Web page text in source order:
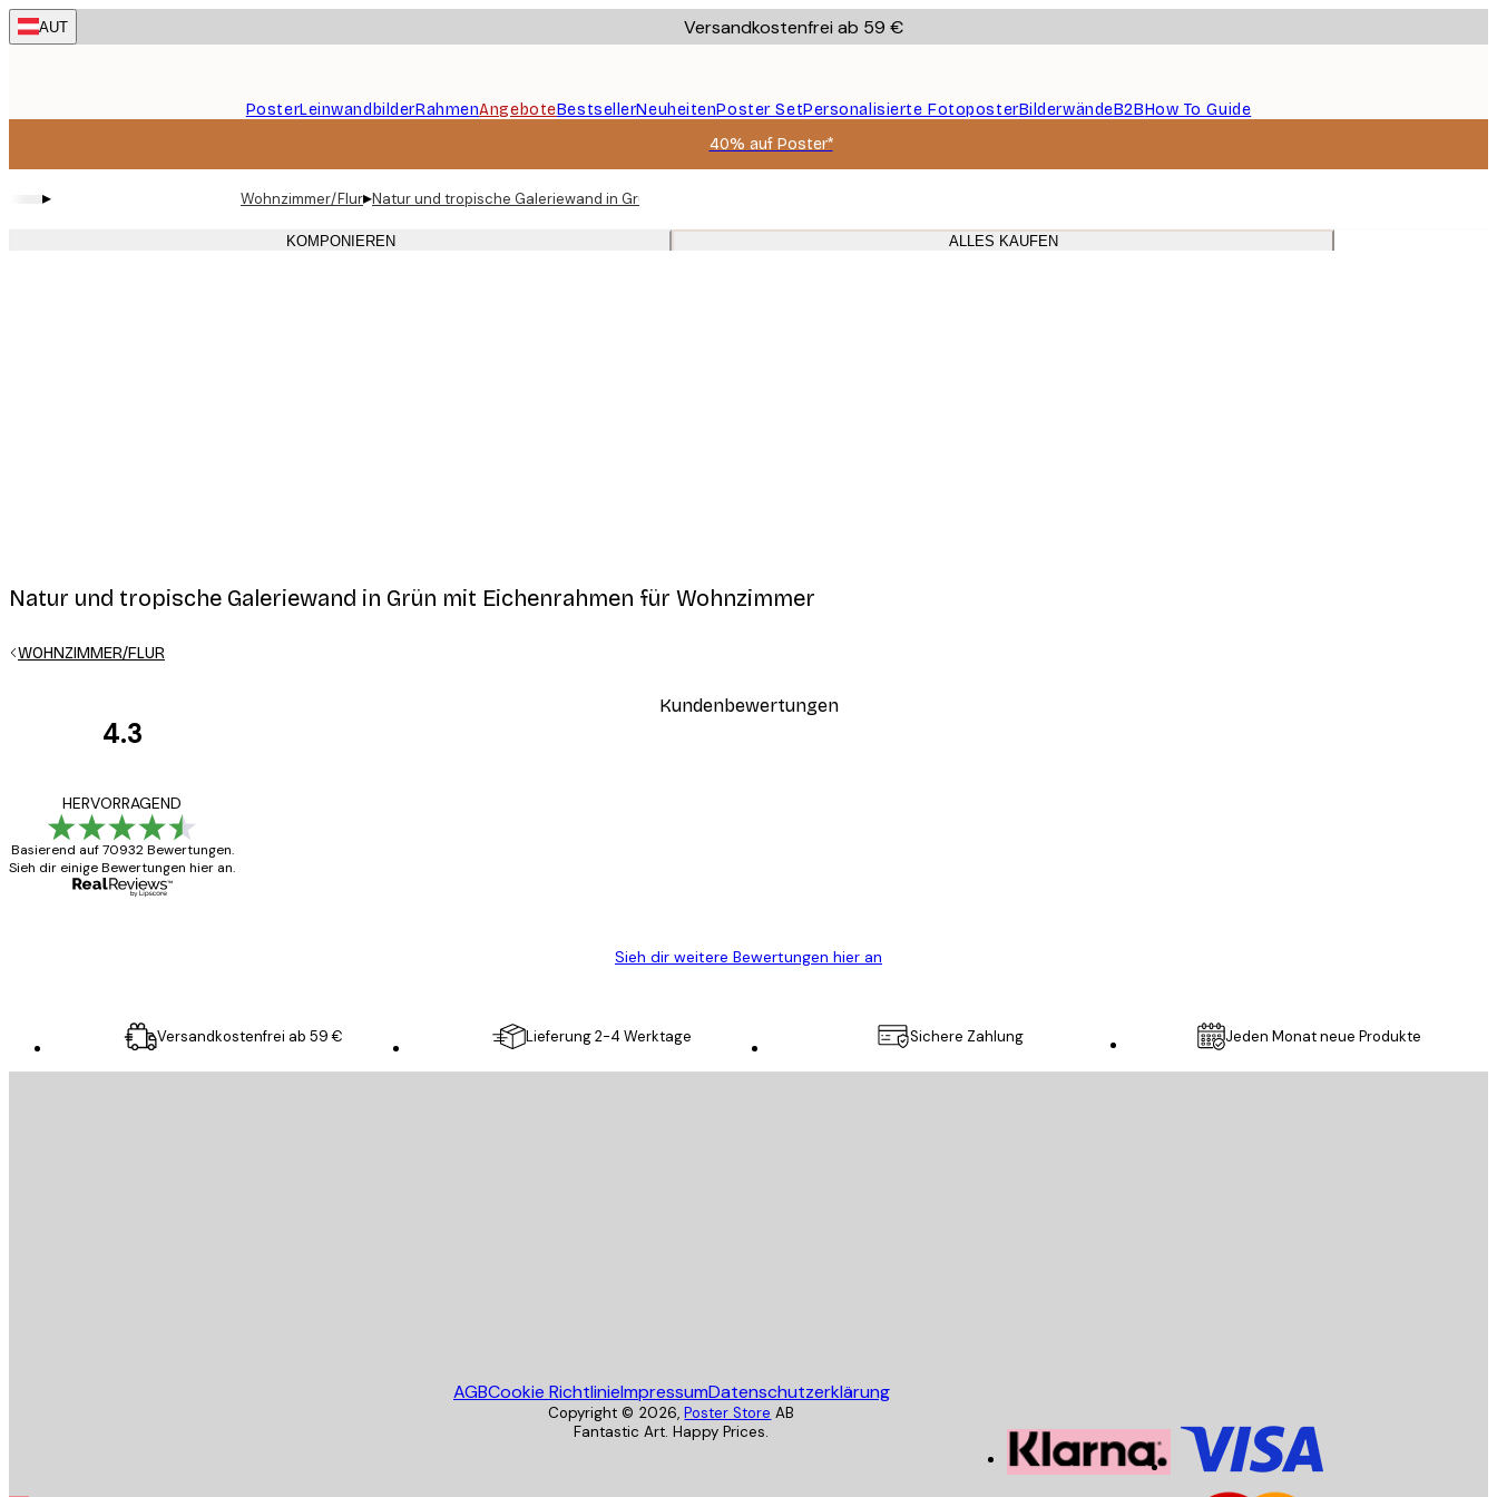
Skip
to
AUT Versandkostenfrei ab 59 €
PosterLeinwandbilderRahmenAngeboteBestsellerNeuheitenPoster SetPersonalisierte FotoposterBilderwändeB2BHow To Guide
40% auf Poster*
▸ Wohnzimmer/Flur▸Natur und tropische Galeriewand in Grün mit Eichenrahmen für Wohnzimmer
KOMPONIEREN ALLES KAUFEN
Natur und tropische Galeriewand in Grün mit Eichenrahmen für Wohnzimmer
WOHNZIMMER/FLUR
Kundenbewertungen
4.3
HERVORRAGEND
Basierend auf 70932 Bewertungen.
Sieh dir einige Bewertungen hier an.
Sieh dir weitere Bewertungen hier an
Versandkostenfrei ab 59 € Lieferung 2-4 Werktage Sichere Zahlung Jeden Monat neue Produkte
AGBCookie RichtlinieImpressumDatenschutzerklärung
Copyright © 2026, Poster Store AB
Fantastic Art. Happy Prices.